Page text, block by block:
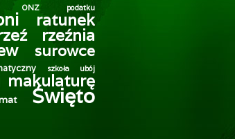
ONZ podatku
ratunek
rzeźnia
surowce
szkoła ubój
makulaturę
Święto